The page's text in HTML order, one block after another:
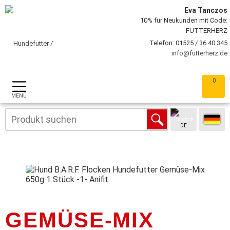
MENÜ
0
Eva Tanczos
10% für Neukunden mit Code:
FUTTERHERZ
Telefon: 01525 / 36 40 345
info@futterherz.de
DE
GEMÜSE-MIX